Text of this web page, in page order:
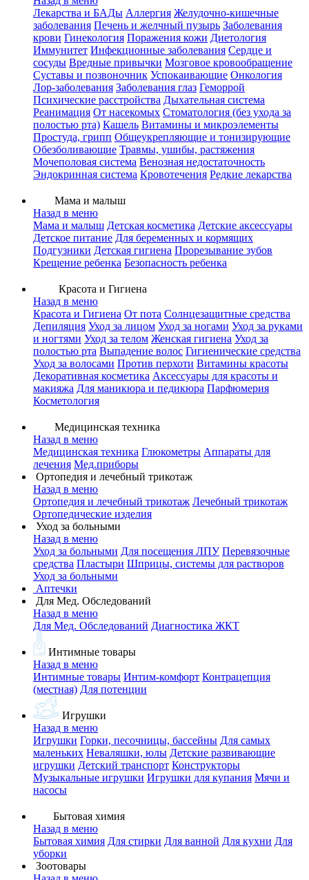
Лекарства и БАДы Аллергия Желудочно-кишечные
заболевания Печень и желчный пузырь Заболевания
крови Гинекология Поражения кожи Диетология
Иммунитет Инфекционные заболевания Сердце и
сосуды Вредные привычки Мозговое кровообращение
Суставы и позвоночник Успокаивающие Онкология
Лор-заболевания Заболевания глаз Геморрой
Психические расстройства Дыхательная система
Реанимация От насекомых Стоматология (без ухода за
полостью рта) Кашель Витамины и микроэлементы
Простуда, грипп Общеукрепляющие и тонизирующие
Обезболивающие Травмы, ушибы, растяжения
Мочеполовая система Венозная недостаточность
Эндокринная система Кровотечения Редкие лекарства
Мама и малыш
Назад в меню
Мама и малыш Детская косметика Детские аксессуары
Детское питание Для беременных и кормящих
Подгузники Детская гигиена Прорезывание зубов
Крещение ребенка Безопасность ребенка
Красота и Гигиена
Назад в меню
Красота и Гигиена От пота Солнцезащитные средства
Депиляция Уход за лицом Уход за ногами Уход за руками
и ногтями Уход за телом Женская гигиена Уход за
полостью рта Выпадение волос Гигиенические средства
Уход за волосами Против перхоти Витамины красоты
Декоративная косметика Аксессуары для красоты и
макияжа Для маникюра и педикюра Парфюмерия
Косметология
Медицинская техника
Назад в меню
Медицинская техника Глюкометры Аппараты для
лечения Мед.приборы
Ортопедия и лечебный трикотаж
Назад в меню
Ортопедия и лечебный трикотаж Лечебный трикотаж
Ортопедические изделия
Уход за больными
Назад в меню
Уход за больными Для посещения ЛПУ Перевязочные
средства Пластыри Шприцы, системы для растворов
Уход за больными
Аптечки
Для Мед. Обследований
Назад в меню
Для Мед. Обследований Диагностика ЖКТ
Интимные товары
Назад в меню
Интимные товары Интим-комфорт Контрацепция
(местная) Для потенции
Игрушки
Назад в меню
Игрушки Горки, песочницы, бассейны Для самых
маленьких Неваляшки, юлы Детские развивающие
игрушки Детский транспорт Конструкторы
Музыкальные игрушки Игрушки для купания Мячи и
насосы
Бытовая химия
Назад в меню
Бытовая химия Для стирки Для ванной Для кухни Для
уборки
Зоотовары